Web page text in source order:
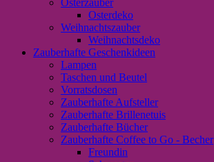
Osterdeko
Weihnachtszauber
Weihnachtsdeko
Zauberhafte Geschenkideen
Lampen
Taschen und Beutel
Vorratsdosen
Zauberhafte Aufsteller
Zauberhafte Brillenetuis
Zauberhafte Bücher
Zauberhafte Coffee to Go - Becher
Freundin